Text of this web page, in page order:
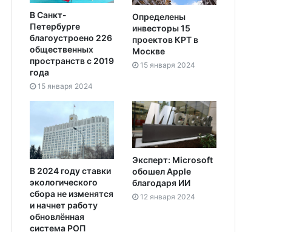
В Санкт-
Петербурге
благоустроено 226
общественных
пространств с 2019
года
15 января 2024
Определены
инвесторы 15
проектов КРТ в
Москве
15 января 2024
В 2024 году ставки
экологического
сбора не изменятся
и начнет работу
обновлённая
система РОП
Эксперт: Microsoft
обошел Apple
благодаря ИИ
12 января 2024